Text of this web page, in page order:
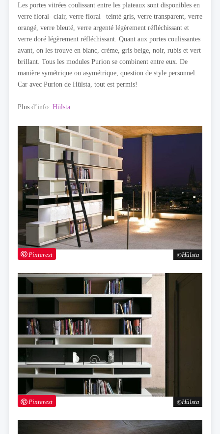
Hülsta
Pinterest
Hülsta
Pinterest
Les portes vitrées coulissant entre les plateaux sont disponibles en
verre floral- clair, verre floral –teinté gris, verre transparent, verre
orangé, verre bleuté, verre argenté légèrement réfléchissant et
verre doré légèrement réfléchissant. Quant aux portes coulissantes
avant, on les trouve en blanc, crème, gris beige, noir, rubis et vert
brillant. Tous les modules Purion se combinent entre eux. De
manière symétrique ou asymétrique, question de style personnel.
Car avec Purion de Hülsta, tout est permis!
Plus d’info: Hülsta